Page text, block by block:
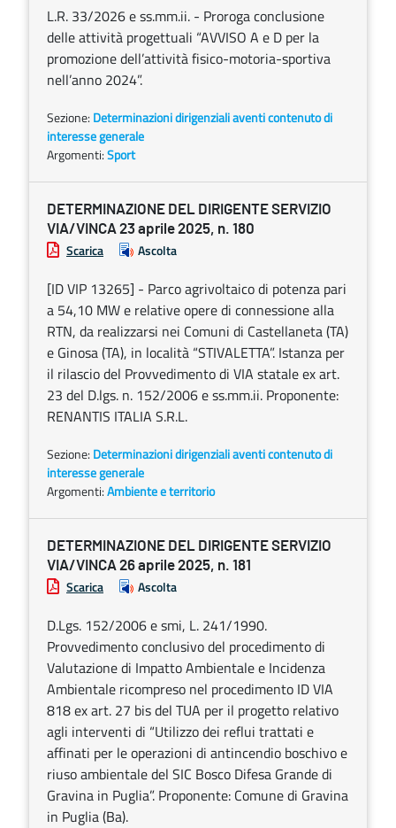
L.R. 33/2026 e ss.mm.ii. - Proroga conclusione
delle attività progettuali “AVVISO A e D per la
promozione dell’attività fisico-motoria-sportiva
nell’anno 2024”.
Sezione: Determinazioni dirigenziali aventi contenuto di
interesse generale
Argomenti:Sport
DETERMINAZIONE DEL DIRIGENTE SERVIZIO
VIA/VINCA 23 aprile 2025, n. 180
Scarica Ascolta
[ID VIP 13265] - Parco agrivoltaico di potenza pari
a 54,10 MW e relative opere di connessione alla
RTN, da realizzarsi nei Comuni di Castellaneta (TA)
e Ginosa (TA), in località “STIVALETTA”. Istanza per
il rilascio del Provvedimento di VIA statale ex art.
23 del D.lgs. n. 152/2006 e ss.mm.ii. Proponente:
RENANTIS ITALIA S.R.L.
Sezione: Determinazioni dirigenziali aventi contenuto di
interesse generale
Argomenti:Ambiente e territorio
DETERMINAZIONE DEL DIRIGENTE SERVIZIO
VIA/VINCA 26 aprile 2025, n. 181
Scarica Ascolta
D.Lgs. 152/2006 e smi, L. 241/1990.
Provvedimento conclusivo del procedimento di
Valutazione di Impatto Ambientale e Incidenza
Ambientale ricompreso nel procedimento ID VIA
818 ex art. 27 bis del TUA per il progetto relativo
agli interventi di “Utilizzo dei reflui trattati e
affinati per le operazioni di antincendio boschivo e
riuso ambientale del SIC Bosco Difesa Grande di
Gravina in Puglia”. Proponente: Comune di Gravina
in Puglia (Ba).